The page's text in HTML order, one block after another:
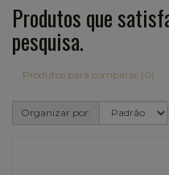
Produtos que
pesquisa.
Produtos para comparar (0)
Organizar por: